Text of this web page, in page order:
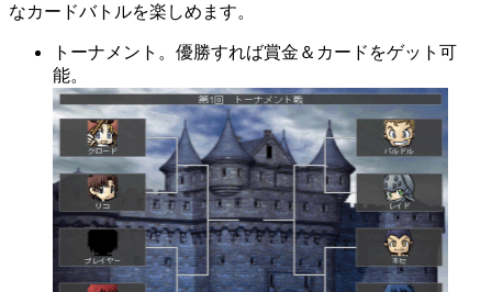
なカードバトルを楽しめます。
トーナメント。優勝すれば賞金＆カードをゲット可
能。